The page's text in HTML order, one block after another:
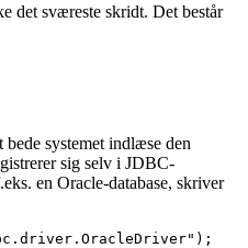
det sværeste skridt. Det består
systemet indlæse den
sig selv i JDBC-
en Oracle-database, skriver